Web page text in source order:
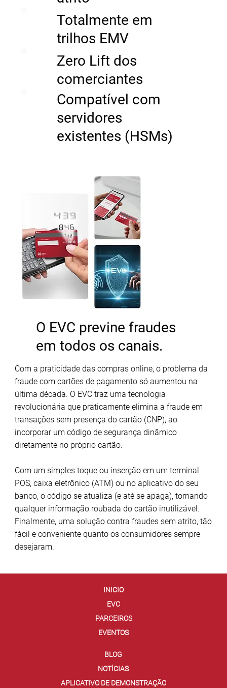
Totalmente em
trilhos EMV
Zero Lift dos
comerciantes
Compatível com
servidores
existentes (HSMs)
O EVC previne fraudes
em todos os canais.
Com a praticidade das compras online, o problema da
fraude com cartões de pagamento só aumentou na
última década. O EVC traz uma tecnologia
revolucionária que praticamente elimina a fraude em
transações sem presença do cartão (CNP), ao
incorporar um código de segurança dinâmico
diretamente no próprio cartão.
Com um simples toque ou inserção em um terminal
POS, caixa eletrônico (ATM) ou no aplicativo do seu
banco, o código se atualiza (e até se apaga), tornando
qualquer informação roubada do cartão inutilizável.
Finalmente, uma solução contra fraudes sem atrito, tão
fácil e conveniente quanto os consumidores sempre
desejaram.
INICIO
EVC
PARCEIROS
EVENTOS
BLOG
NOTÍCIAS
APLICATIVO DE DEMONSTRAÇÃO